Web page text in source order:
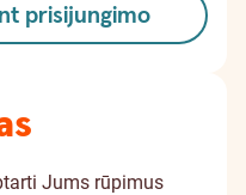
prisijungimo
Jums rūpimus